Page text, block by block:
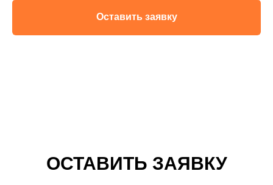
Оставить заявку
ОСТАВИТЬ ЗАЯВКУ